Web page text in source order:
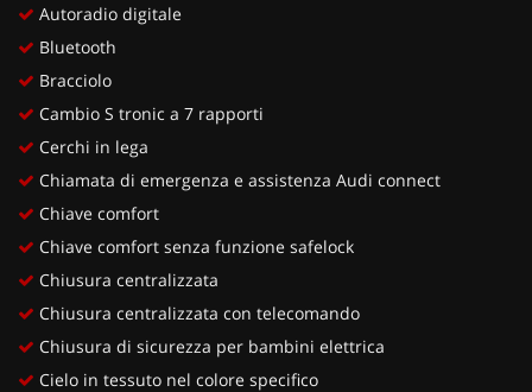
Autoradio digitale
Bluetooth
Bracciolo
Cambio S tronic a 7 rapporti
Cerchi in lega
Chiamata di emergenza e assistenza Audi connect
Chiave comfort
Chiave comfort senza funzione safelock
Chiusura centralizzata
Chiusura centralizzata con telecomando
Chiusura di sicurezza per bambini elettrica
Cielo in tessuto nel colore specifico